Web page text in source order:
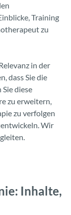
Training
zu
in der
dass Sie die
diese
zu erweitern,
zu verfolgen
Wir
Inhalte,